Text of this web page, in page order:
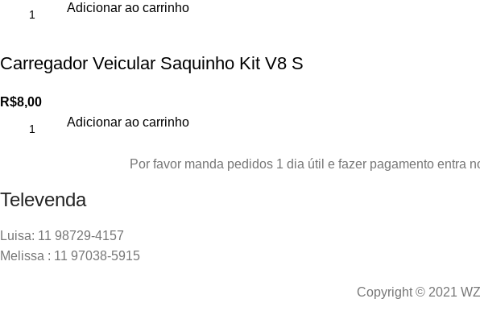
Adicionar ao carrinho
Carregador Veicular Saquinho Kit V8 S
R$8,00
Adicionar ao carrinho
Por favor manda pedidos 1 dia útil e fazer pagamento entra
Televenda
Luisa: 11 98729-4157
Melissa : 11 97038-5915
Copyright © 2021